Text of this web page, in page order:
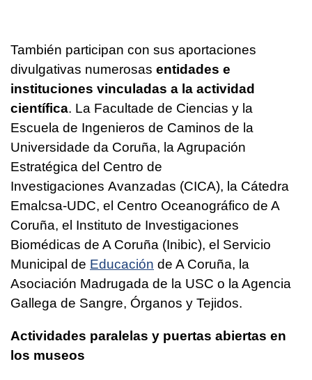
También participan con sus aportaciones
divulgativas numerosas entidades e
instituciones vinculadas a la actividad
científica. La Facultade de Ciencias y la
Escuela de Ingenieros de Caminos de la
Universidade da Coruña, la Agrupación
Estratégica del Centro de
Investigaciones Avanzadas (CICA), la Cátedra
Emalcsa-UDC, el Centro Oceanográfico de A
Coruña, el Instituto de Investigaciones
Biomédicas de A Coruña (Inibic), el Servicio
Municipal de Educación de A Coruña, la
Asociación Madrugada de la USC o la Agencia
Gallega de Sangre, Órganos y Tejidos.
Actividades paralelas y puertas abiertas en
los museos